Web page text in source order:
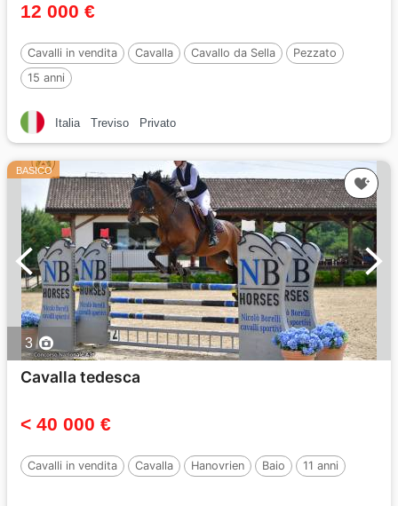
12 000 €
Cavalli in vendita Cavalla Cavallo da Sella
Pezzato
15 anni
Italia Treviso Privato
BASICO
3
Cavalla tedesca
< 40 000 €
Cavalli in vendita Cavalla Hanovrien Baio 11 anni